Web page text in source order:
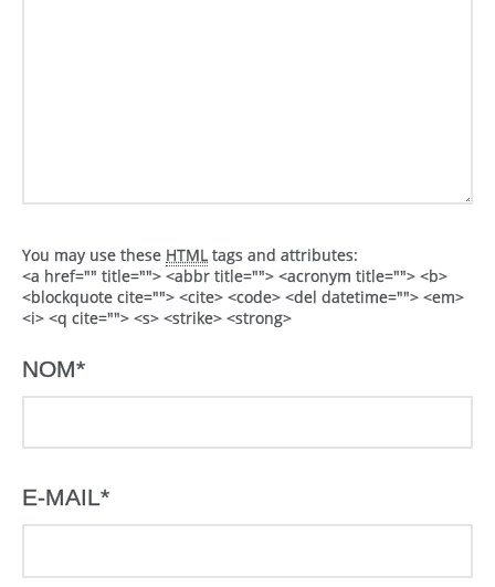
You may use these HTML tags and attributes:
<a href="" title=""> <abbr title=""> <acronym title=""> <b>
<blockquote cite=""> <cite> <code> <del datetime=""> <em>
<i> <q cite=""> <s> <strike> <strong>
NOM*
E-MAIL*